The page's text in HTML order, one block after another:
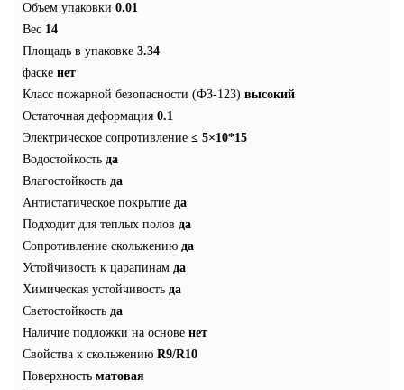
Объем упаковки 0.01
Вес 14
Площадь в упаковке 3.34
фаске нет
Класс пожарной безопасности (ФЗ-123) высокий
Остаточная деформация 0.1
Электрическое сопротивление ≤ 5×10*15
Водостойкость да
Влагостойкость да
Антистатическое покрытие да
Подходит для теплых полов да
Сопротивление скольжению да
Устойчивость к царапинам да
Химическая устойчивость да
Светостойкость да
Наличие подложки на основе нет
Свойства к скольжению R9/R10
Поверхность матовая